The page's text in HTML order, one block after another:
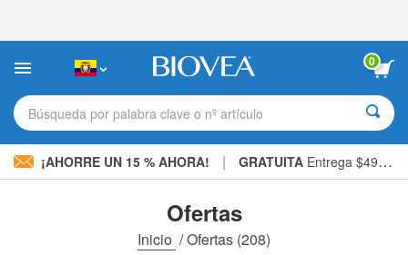
sitio
incluye
sistema
de
0
Búsqueda por palabra clave o nº artículo
¡AHORRE UN 15 % AHORA! | GRATUITA Entrega $49,00 »
Ofertas
Inicio /Ofertas (208)